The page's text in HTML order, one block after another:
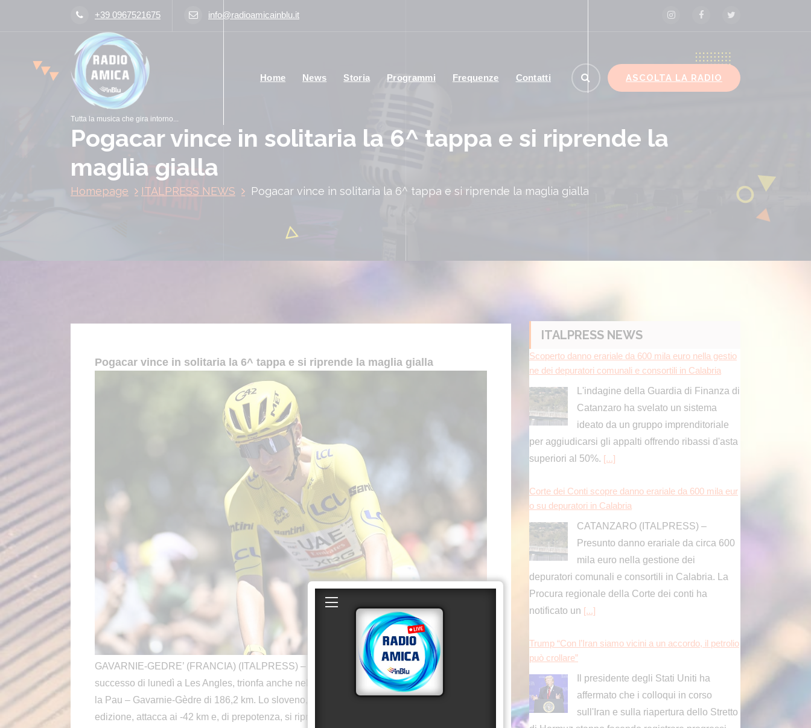
+39 0967521675 info@radioamicainblu.it
Tutta la musica che gira intorno...
Home News Storia Programmi Frequenze Contatti ASCOLTA LA RADIO
Pogacar vince in solitaria la 6^ tappa e si riprende la
maglia gialla
Homepage ITALPRESS NEWS Pogacar vince in solitaria la 6^ tappa e si riprende la maglia gialla
Pogacar vince in solitaria la 6^ tappa e si riprende la maglia gialla
GAVARNIE-GEDRE’ (FRANCIA) (ITALPRESS) – Tadej Pogacar concede il bis e, dopo il
successo di lunedì a Les Angles, trionfa anche nella sesta tappa del Tour de France 2026,
la Pau – Gavarnie-Gèdre di 186,2 km. Lo sloveno, in una delle frazioni più attese di questa
edizione, attacca ai -42 km e, di prepotenza, si riprende anche la maglia gialla sbaragliando
ITALPRESS NEWS
Scoperto danno erariale da 600 mila euro nella gestio
ne dei depuratori comunali e consortili in Calabria
L'indagine della Guardia di Finanza di
Catanzaro ha svelato un sistema
ideato da un gruppo imprenditoriale
per aggiudicarsi gli appalti offrendo ribassi d'asta
superiori al 50%. [...]
Corte dei Conti scopre danno erariale da 600 mila eur
o su depuratori in Calabria
CATANZARO (ITALPRESS) –
Presunto danno erariale da circa 600
mila euro nella gestione dei
depuratori comunali e consortili in Calabria. La
Procura regionale della Corte dei conti ha
notificato un [...]
Trump “Con l’Iran siamo vicini a un accordo, il petrolio
può crollare”
Il presidente degli Stati Uniti ha
affermato che i colloqui in corso
sull'Iran e sulla riapertura dello Stretto